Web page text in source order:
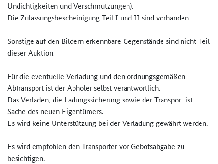
Undichtigkeiten und Verschmutzungen).
Die Zulassungsbescheinigung Teil I und II sind vorhanden.
Sonstige auf den Bildern erkennbare Gegenstände sind nicht Teil
dieser Auktion.
Für die eventuelle Verladung und den ordnungsgemäßen
Abtransport ist der Abholer selbst verantwortlich.
Das Verladen, die Ladungssicherung sowie der Transport ist
Sache des neuen Eigentümers.
Es wird keine Unterstützung bei der Verladung gewährt werden.
Es wird empfohlen den Transporter vor Gebotsabgabe zu
besichtigen.